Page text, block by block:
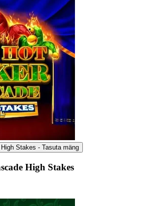
Stakes - Tasuta mäng
High Stakes